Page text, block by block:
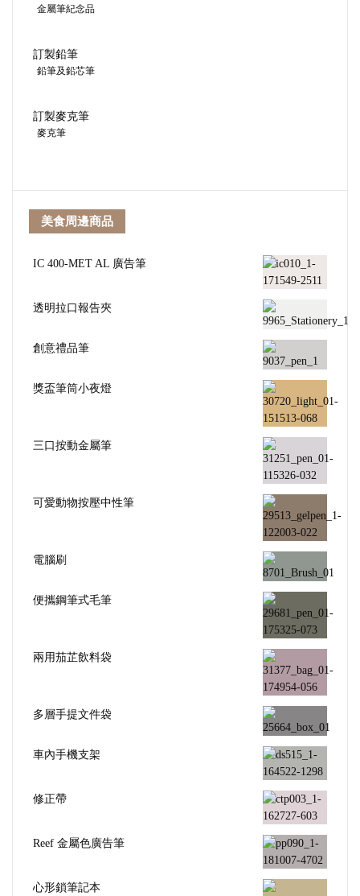
金屬筆紀念品
訂製鉛筆
鉛筆及鉛芯筆
訂製麥克筆
麥克筆
美食周邊商品
IC 400-MET AL 廣告筆
透明拉口報告夾
創意禮品筆
獎盃筆筒小夜燈
三口按動金屬筆
可愛動物按壓中性筆
電腦刷
便攜鋼筆式毛筆
兩用茄芷飲料袋
多層手提文件袋
車內手機支架
修正帶
Reef 金屬色廣告筆
心形鎖筆記本